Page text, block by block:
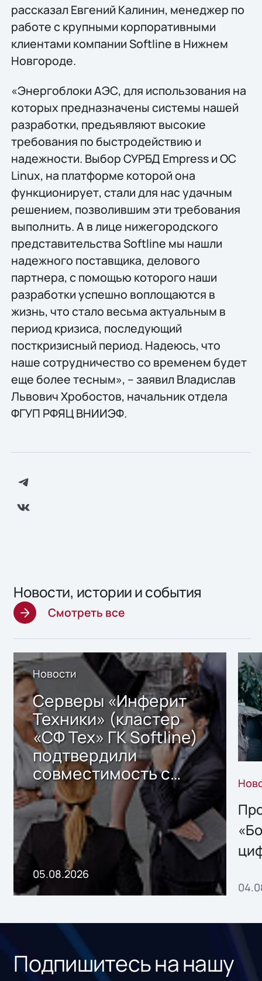
рассказал Евгений Калинин, менеджер по
работе с крупными корпоративными
клиентами компании Softline в Нижнем
Новгороде.
«Энергоблоки АЭС, для использования на
которых предназначены системы нашей
разработки, предъявляют высокие
требования по быстродействию и
надежности. Выбор СУРБД Empress и ОС
Linux, на платформе которой она
функционирует, стали для нас удачным
решением, позволившим эти требования
выполнить. А в лице нижегородского
представительства Softline мы нашли
надежного поставщика, делового
партнера, с помощью которого наши
разработки успешно воплощаются в
жизнь, что стало весьма актуальным в
период кризиса, последующий
посткризисный период. Надеюсь, что
наше сотрудничество со временем будет
еще более тесным», – заявил Владислав
Львович Хробостов, начальник отдела
ФГУП РФЯЦ ВНИИЭФ.
Новости, истории и события
Смотреть все
Новости
Серверы «Инферит
Техники» (кластер
«СФ Тех» ГК Softline)
подтвердили
совместимость с
решением Sharx
Storage 2.x для
хранения данных
05.08.2026
Подпишитесь на нашу